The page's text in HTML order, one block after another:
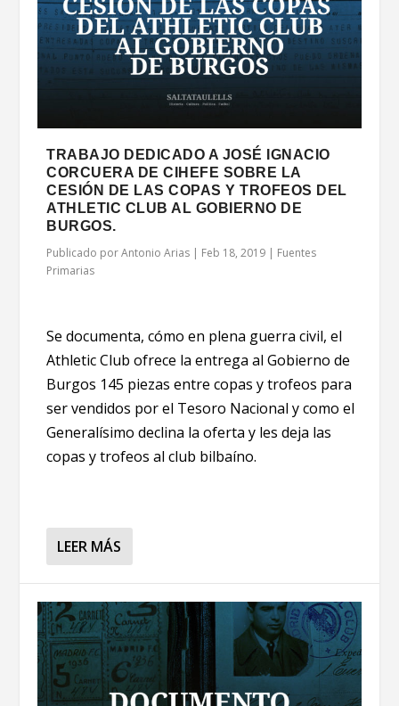
TRABAJO DEDICADO A JOSÉ IGNACIO
CORCUERA DE CIHEFE SOBRE LA
CESIÓN DE LAS COPAS Y TROFEOS DEL
ATHLETIC CLUB AL GOBIERNO DE
BURGOS.
Publicado porAntonio Arias | Feb 18, 2019 | Fuentes
Primarias
Se documenta, cómo en plena guerra civil, el
Athletic Club ofrece la entrega al Gobierno de
Burgos 145 piezas entre copas y trofeos para
ser vendidos por el Tesoro Nacional y como el
Generalísimo declina la oferta y les deja las
copas y trofeos al club bilbaíno.
LEER MÁS